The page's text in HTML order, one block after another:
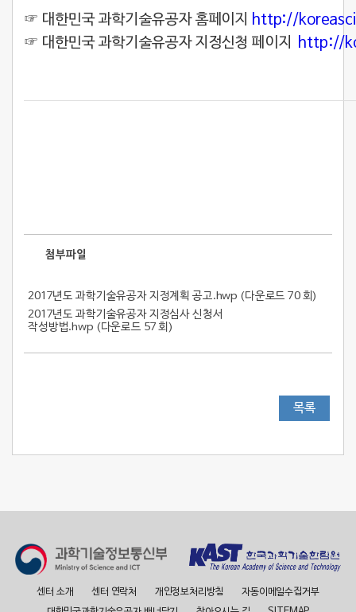
☞ 대한민국 과학기술유공자 홈페이지 http://
☞ 대한민국 과학기술유공자 지정신청 페이지 http://
첨부파일
2017년도 과학기술유공자 지정계획 공고.hwp (다운로드 70 회)
2017년도 과학기술유공자 지정심사 신청서
작성방법.hwp (다운로드 57 회 )
목록
센터 소개 센터 연락처 개인정보처리방침
자동이메일수집거부